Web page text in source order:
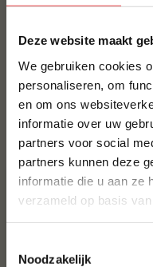
Deze website maakt
We gebruiken cookies
personaliseren, om
en om ons
informatie over uw
partners voor social
partners kunnen deze
informatie die u aan ze
verzameld op basis
Noodzakelijk
10% korting op
eerste
Schrijf je in voor
10% korting op jouw
ACHTERNAAM